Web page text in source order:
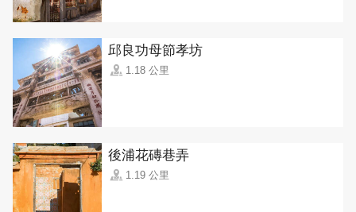
邱良功母節孝坊
1.18 公里
後浦花磚巷弄
1.19 公里